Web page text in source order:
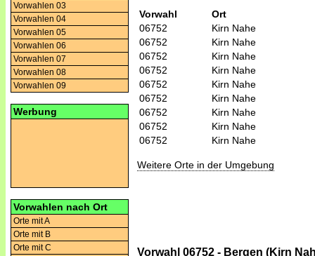
Vorwahlen 03
Vorwahlen 04
Vorwahlen 05
Vorwahlen 06
Vorwahlen 07
Vorwahlen 08
Vorwahlen 09
Werbung
Vorwahlen nach Ort
Orte mit A
Orte mit B
Orte mit C
Vorwahl
Ort
06752
Kirn Nahe
06752
Kirn Nahe
06752
Kirn Nahe
06752
Kirn Nahe
06752
Kirn Nahe
06752
Kirn Nahe
06752
Kirn Nahe
06752
Kirn Nahe
06752
Kirn Nahe
Weitere Orte in der Umgebung
Vorwahl 06752 - Bergen (Kirn